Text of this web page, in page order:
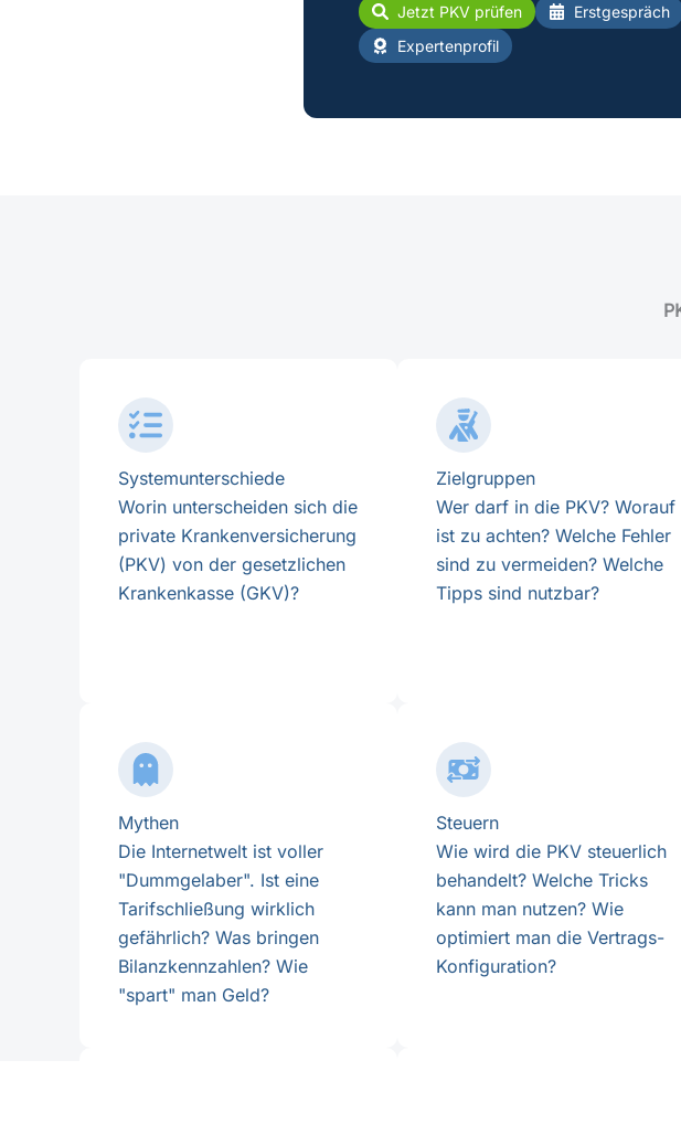
Jetzt PKV prüfen Erstgespräch
Expertenprofil
Systemunterschiede
Worin unterscheiden sich die
private Krankenversicherung
(PKV) von der gesetzlichen
Krankenkasse (GKV)?
Zielgruppen
Wer darf in die PKV? Worauf
ist zu achten? Welche Fehler
sind zu vermeiden? Welche
Tipps sind nutzbar?
Mythen
Die Internetwelt ist voller
"Dummgelaber". Ist eine
Tarifschließung wirklich
gefährlich? Was bringen
Bilanzkennzahlen? Wie
"spart" man Geld?
Steuern
Wie wird die PKV steuerlich
behandelt? Welche Tricks
kann man nutzen? Wie
optimiert man die Vertrags-
Konfiguration?